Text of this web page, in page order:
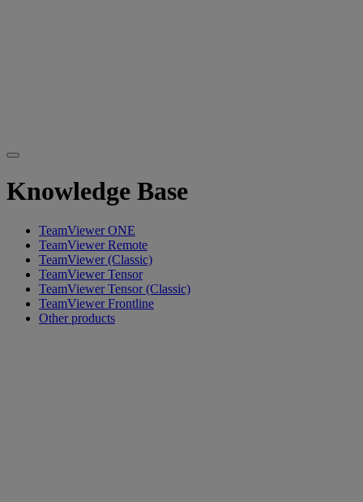
Knowledge Base
TeamViewer ONE
TeamViewer Remote
TeamViewer (Classic)
TeamViewer Tensor
TeamViewer Tensor (Classic)
TeamViewer Frontline
Other products